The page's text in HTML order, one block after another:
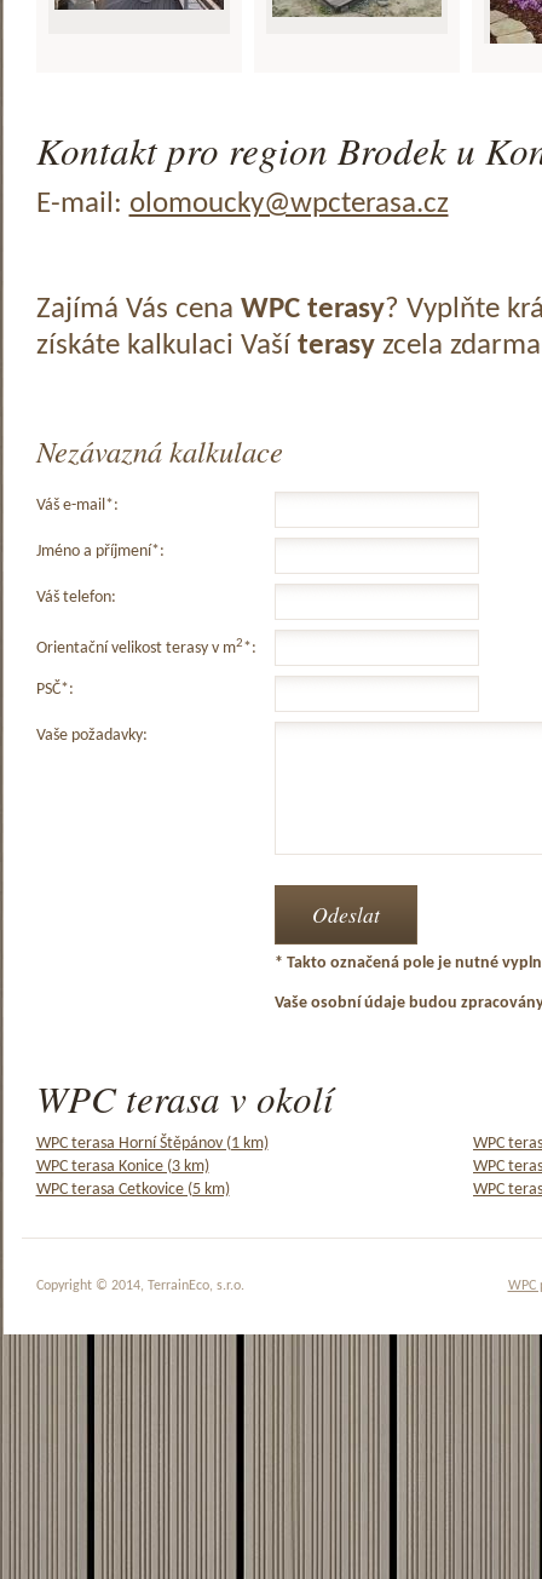
Kontakt pro region Brodek u
E-mail: olomoucky@wpcterasa.cz
Zajímá Vás cena WPC terasy? Vyplňte
získáte kalkulaci Vaší terasyzcela
Nezávazná kalkulace
Váš e-mail*:
Jméno a příjmení*:
Váš telefon:
Orientační velikost terasy v m2*:
PSČ*:
Vaše požadavky:
* Takto označená pole je nutné
Vaše osobní údaje budou
WPC terasa v okolí
WPC terasa Horní Štěpánov (1 km)
WPC
WPC terasa Konice (3 km)
WPC
WPC terasa Cetkovice (5 km)
WPC
WPC
Copyright © 2014, TerrainEco, s.r.o.